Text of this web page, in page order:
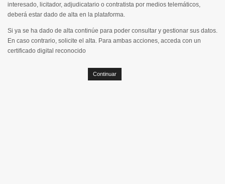
interesado, licitador, adjudicatario o contratista por medios telemáticos,
deberá estar dado de alta en la plataforma.
Si ya se ha dado de alta continúe para poder consultar y gestionar sus datos.
En caso contrario, solicite el alta. Para ambas acciones, acceda con un
certificado digital reconocido
Continuar